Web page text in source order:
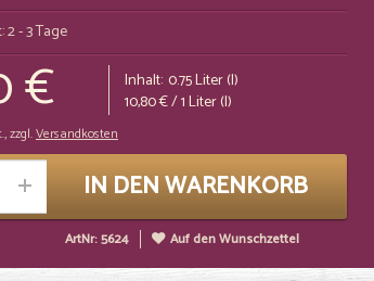
2 - 3 Tage
€
,zzgl.Versandkosten
Inhalt: 0.75 Liter (l)
10,80 €/ 1 Liter (l)
IN DEN WARENKORB
ArtNr: 5624 Auf den Wunschzettel